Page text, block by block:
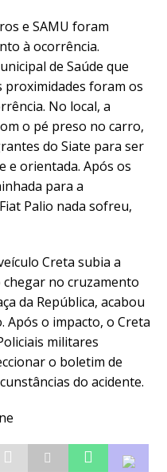
e SAMU foram
à ocorrência.
de Saúde que
proximidades foram os
No local, a
o pé preso no carro,
do Siate para ser
e orientada. Após os
para a
Palio nada sofreu,
Creta subia a
no cruzamento
da República, acabou
Após o impacto, o Creta
militares
o boletim de
do acidente.